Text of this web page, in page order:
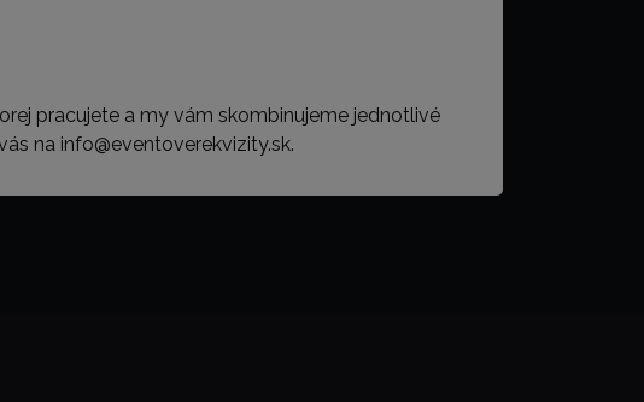
pracujete a my vám skombinujeme jednotlivé
na info@eventoverekvizity.sk.